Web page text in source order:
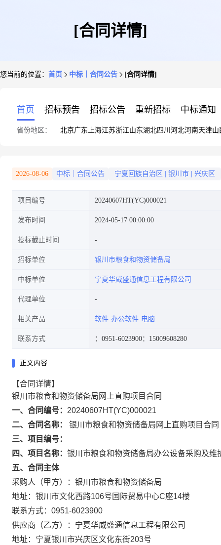
[合同详情]
您当前的位置： 首页 中标｜合同公告 [合同详情]
首页 招标预告 招标公告 重新招标 中标通知
省份地区： 北京广东 上海江苏浙江山东湖北四川 河北河南天津山
2026-08-06 中标｜合同公告 宁夏回族自治区 银川市 兴庆区
项目编号 20240607HT(YC)000021
发布时间 2024-05-17 00:00:00
投标截止时间
招标单位 银川市粮食和物资储备局
中标单位 宁夏华威盛通信息工程有限公司
代理单位
相关产品 软件 办公软件 电脑
联系方式 ：0951-6023900：15009608280
正文内容
【合同详情】
银川市粮食和物资储备局网上直购项目合同
一、合同编号： 20240607HT(YC)000021
二、合同名称：
银川市粮食和物资储备局网上直购项目合同
三、项目编号：
四、项目名称： 银川市粮食和物资储备局办公设备采购及维
五、合同主体
采购人（甲方）：银川市粮食和物资储备局
地址：银川市文化西路106号国际贸易中心C座14楼
联系方式：0951-6023900
供应商（乙方）：宁夏华威盛通信息工程有限公司
地址：宁夏银川市兴庆区文化东街203号